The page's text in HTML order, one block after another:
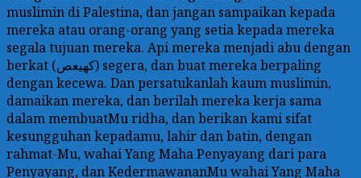
muslimin di Palestina, dan jangan sampaikan kepada
mereka atau orang-orang yang setia kepada mereka
segala tujuan mereka. Api mereka menjadi abu dengan
berkat (كهيعص) segera, dan buat mereka berpaling
dengan kecewa. Dan persatukanlah kaum muslimin,
damaikan mereka, dan berilah mereka kerja sama
dalam membuatMu ridha, dan berikan kami sifat
kesungguhan kepadamu, lahir dan batin, dengan
rahmat-Mu, wahai Yang Maha Penyayang dari para
Penyayang, dan KedermawananMu wahai Yang Maha